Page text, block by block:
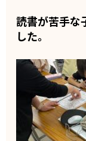
読書が苦手な
した。